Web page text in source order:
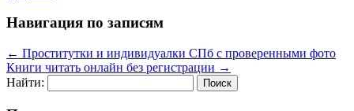
Навигация по записям
← Проститутки и индивидуалки СПб с проверенными фото
Книги читать онлайн без регистрации →
Найти: